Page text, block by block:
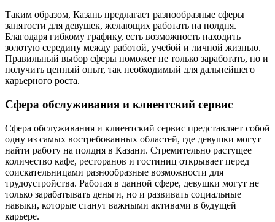
Таким образом, Казань предлагает разнообразные сферы
занятости для девушек, желающих работать на полдня.
Благодаря гибкому графику, есть возможность находить
золотую середину между работой, учебой и личной жизнью.
Правильный выбор сферы поможет не только заработать, но и
получить ценный опыт, так необходимый для дальнейшего
карьерного роста.
Сфера обслуживания и клиентский сервис
Сфера обслуживания и клиентский сервис представляет собой
одну из самых востребованных областей, где девушки могут
найти работу на полдня в Казани. Стремительно растущее
количество кафе, ресторанов и гостиниц открывает перед
соискательницами разнообразные возможности для
трудоустройства. Работая в данной сфере, девушки могут не
только зарабатывать деньги, но и развивать социальные
навыки, которые станут важными активами в будущей
карьере.